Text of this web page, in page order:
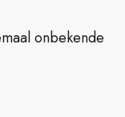
onbekende